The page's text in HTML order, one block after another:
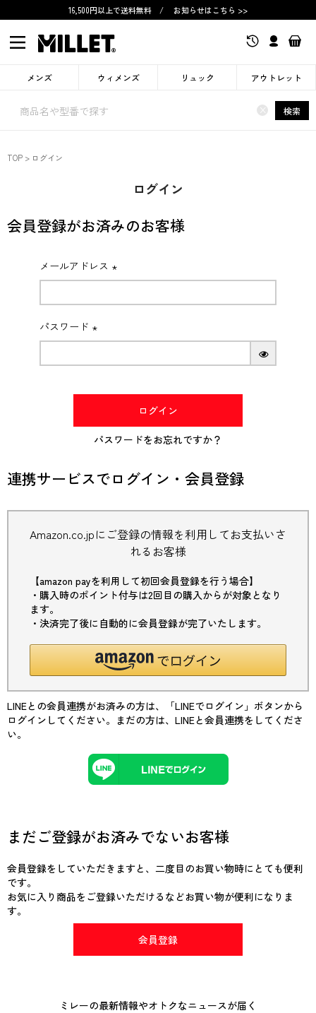
16,500円以上で送料無料 / お知らせはこちら >>
メンズ ウィメンズ リュック アウトレット
× 検索
TOP ログイン
ログイン
会員登録がお済みのお客様
メールアドレス
(必
パスワード
(必
ログイン
パスワードをお忘れですか？
連携サービスでログイン・会員登録
Amazon.co.jpにご登録の情報を利用してお支払いさ
れるお客様
【amazon payを利用して初回会員登録を行う場合】
・購入時のポイント付与は2回目の購入からが対象となり
ます。
・決済完了後に自動的に会員登録が完了いたします。
LINEとの会員連携がお済みの方は、「LINEでログイン」ボタンから
ログインしてください。まだの方は、 LINEと会員連携をしてくださ
い。
まだご登録がお済みでないお客様
会員登録をしていただきますと、二度目のお買い物時にとても便利
です。
お気に入り商品をご登録いただけるなどお買い物が便利になりま
す。
会員登録
ミレーの最新情報やオトクなニュースが届く